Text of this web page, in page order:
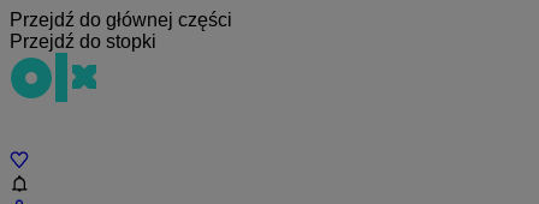
Przejdź do głównej części
Przejdź do stopki